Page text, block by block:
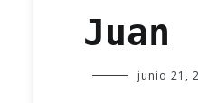
Juan
Verde
junio 21,